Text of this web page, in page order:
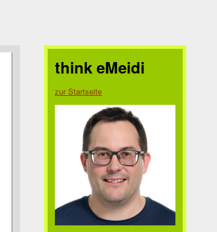
think eMeidi
zur Startseite